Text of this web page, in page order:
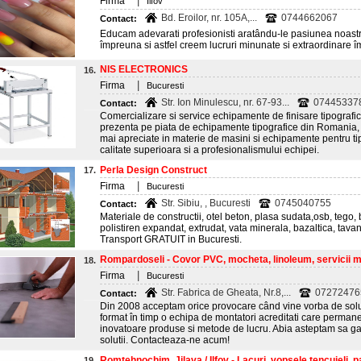
Contact:
Bd. Eroilor, nr. 105A,...
0744662067
Educam adevarati profesionisti aratându-le pasiunea
împreuna si astfel creem lucruri minunate si extraordinare
16. NIS ELECTRONICS
Firma
Bucuresti
Contact:
Str. Ion Minulescu, nr. 67-93...
Comercializare si service echipamente de finisare
prezenta pe piata de echipamente tipografice din
mai apreciate in materie de masini si echipamente pentru
calitate superioara si a profesionalismului echipei.
17. Perla Design Construct
Firma
Bucuresti
Contact:
Str. Sibiu, , Bucuresti
0745040755
Materiale de constructii, otel beton, plasa sudata,osb,
polistiren expandat, extrudat, vata minerala, bazaltica,
Transport GRATUIT in Bucuresti.
18. Rompardoseli - Covor PVC, mocheta, linoleum, servicii
Firma
Bucuresti
Contact:
Str. Fabrica de Gheata, Nr.8,...
Din 2008 acceptam orice provocare când vine vorba de
format în timp o echipa de montatori acreditati care
inovatoare produse si metode de lucru. Abia asteptam sa
solutii. Contacteaza-ne acum!